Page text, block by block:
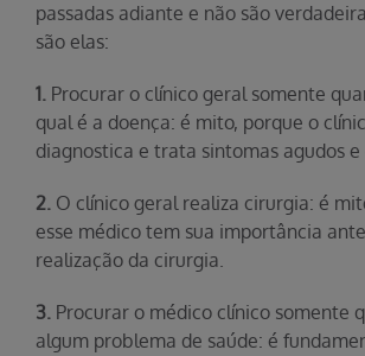
passadas adiante e não são
são elas:
1. Procurar o clínico geral somente
qual é a doença: é mito, porque o
diagnostica e trata sintomas agudos e
2. O clínico geral realiza cirurgia: é
esse médico tem sua importância
realização da cirurgia.
3. Procurar o médico clínico somente
algum problema de saúde: é